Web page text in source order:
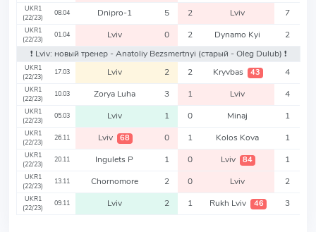
UKR1
(22/23)
08.04 Dnipro-1 5 2 Lviv 7
UKR1
(22/23)
01.04 Lviv 0 2 Dynamo Kyi
2
❗️ Lviv: новый тренер - Anatoliy Bezsmertnyi (старый - Oleg Dulub) ❗️
UKR1
(22/23)
17.03 Lviv 2 2 Kryvbas 43 4
UKR1
(22/23)
10.03 Zorya Luha 3 1 Lviv 4
UKR1
(22/23)
05.03 Lviv 1 0 Minaj 1
UKR1
(22/23)
26.11 Lviv 68 0 1 Kolos Kova 1
UKR1
(22/23)
20.11 Ingulets P 1 0 Lviv 84 1
UKR1
(22/23)
13.11 Chornomore 2 0 Lviv 2
UKR1
(22/23)
09.11 Lviv 2 1 Rukh Lviv 46 3